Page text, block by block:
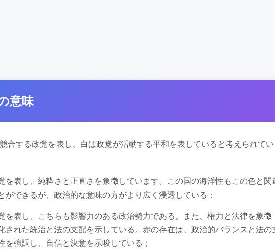
意味
合する政党を表し、白は政党が活動する平和を表していると考えられてい
を表し、純粋さと正直さを象徴しています。この国の海洋性もこの色と関
ができるが、政治的な意味の方がより広く浸透している；
を表し、こちらも影響力のある政治勢力である。また、権力と法律を象徴
された統治と法の支配を示している。赤の存在は、政治的バランスと法の
を強調し、自信と決意を示唆している；